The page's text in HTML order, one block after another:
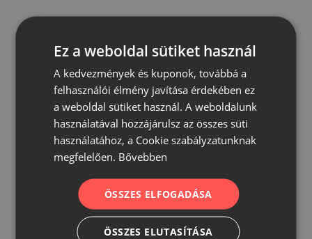
500
Ez a weboldal sütiket használ
A kedvezmények és kuponok, továbbá a
felhasználói élmény javítása érdekében ez
a weboldal sütiket használ. A weboldalunk
használatával hozzájárulsz az összes süti
használatához, a Cookie szabályzatunknak
megfelelően. Bővebben
ÖSSZES ELFOGADÁSA
ÖSSZES ELUTASÍTÁSA